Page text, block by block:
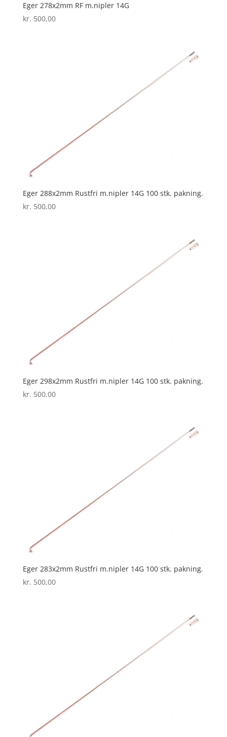
Eger 278x2mm RF m.nipler 14G
kr. 500,00
Eger 288x2mm Rustfri m.nipler 14G 100 stk. pakning.
kr. 500,00
Eger 298x2mm Rustfri m.nipler 14G 100 stk. pakning.
kr. 500,00
Eger 283x2mm Rustfri m.nipler 14G 100 stk. pakning.
kr. 500,00